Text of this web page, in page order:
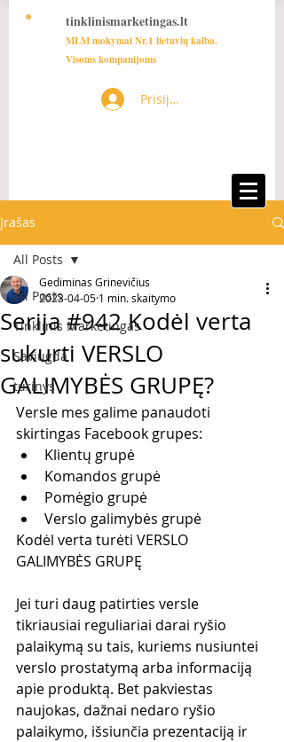
tinklinismarketingas.lt
MLM mokymai Nr.1 lietuvių kalba.
Visoms kompanijoms
Prisijungti
Įrašas
All Posts
Tinklinis Marketingas
Saviugda
turinys
All Posts
Serija #942 Kodėl verta
sukurti VERSLO
GALIMYBĖS GRUPĘ?
Gediminas Grinevičius
2023-04-05 1 min. skaitymo
Versle mes galime panaudoti
skirtingas Facebook grupes:
Klientų grupė
Komandos grupė
Pomėgio grupė
Verslo galimybės grupė
Kodėl verta turėti VERSLO
GALIMYBĖS GRUPĘ
Jei turi daug patirties versle
tikriausiai reguliariai darai ryšio
palaikymą su tais, kuriems nusiuntei
verslo prostatymą arba informaciją
apie produktą. Bet pakviestas
naujokas, dažnai nedaro ryšio
palaikymo, išsiunčia prezentaciją ir